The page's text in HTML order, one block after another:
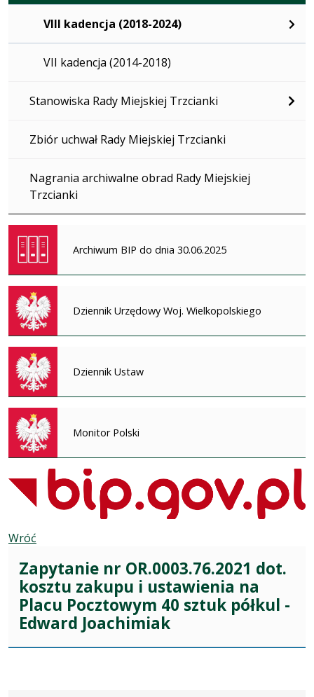
VIII kadencja (2018-2024)
VII kadencja (2014-2018)
Stanowiska Rady Miejskiej Trzcianki
Zbiór uchwał Rady Miejskiej Trzcianki
Nagrania archiwalne obrad Rady Miejskiej
Trzcianki
Archiwum BIP do dnia 30.06.2025
Dziennik Urzędowy Woj. Wielkopolskiego
Dziennik Ustaw
Monitor Polski
Wróć
Zapytanie nr OR.0003.76.2021 dot.
kosztu zakupu i ustawienia na
Placu Pocztowym 40 sztuk półkul -
Edward Joachimiak